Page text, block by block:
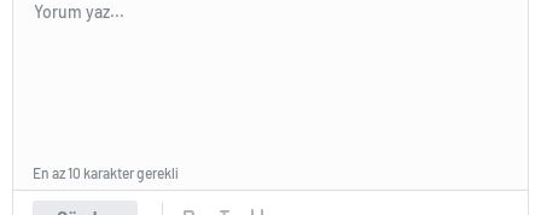
En az 10 karakter gerekli